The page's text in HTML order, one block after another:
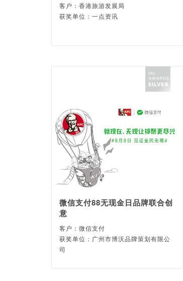
客户：香港旅游发展局
获奖单位：一点资讯
微信支付88无现金日品牌联合创
意
客户：微信支付
获奖单位：广州市博沃品牌策划有限公
司